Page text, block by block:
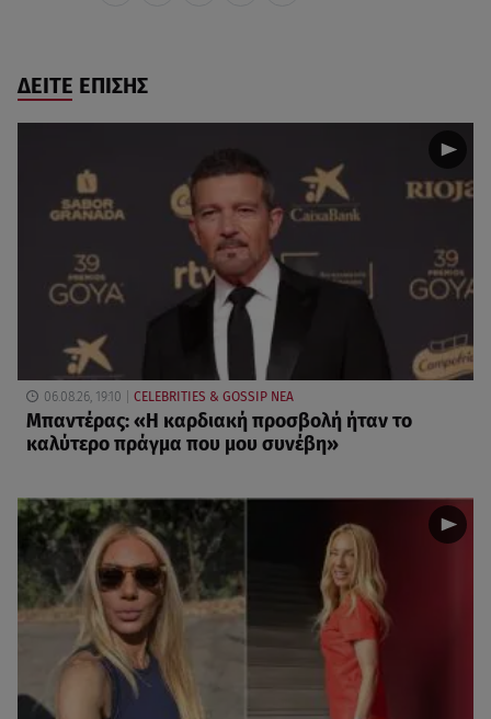
ΔΕΙΤΕ ΕΠΙΣΗΣ
06.08.26, 19:10 CELEBRITIES & GOSSIP ΝΕΑ
Μπαντέρας: «Η καρδιακή προσβολή ήταν το
καλύτερο πράγμα που μου συνέβη»